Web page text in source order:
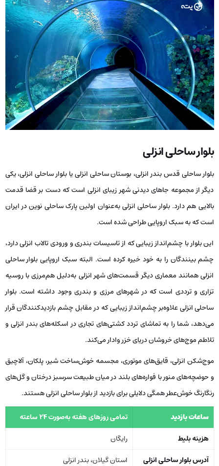
بلوار ساحلی انزلی
بلوار ساحلی قدس بندر انزلی، بوستان ساحلی انزلی یا بلوار ساحلی انزلی، یکی
دیگر از مجموعه جاهای دیدنی شهر زیبای انزلی است که دست بر قضا قدمت
بالایی هم دارد. بلوار ساحلی انزلی به‌عنوان اولین پارک ساحلی نوین در ایران
است که به سبک اروپایی طراحی شده است.
این بلوار با چشم‌انداز زیبایی که از تاسیسات بندری و ورودی تالاب انزلی دارد،
چشم بینندگان را به خود خیره کرده است. البته سبک اروپایی بلوار ساحلی
انزلی همانند معماری دیگر قسمت‌های شهر انزلی به‌دلیل هم‌مرزی با روسیه
تزاری و ترددی است که در شهرهای مرزی و بندری وجود داشته است. بلوار
ساحلی انزلی علاوه‌بر چشم‌انداز زیبایی که در مقابل چشم بازدیدکنندگان قرار
می‌دهد، شما را به تماشای تردد کشتی‌های تجاری در اسکله‌های بندر انزلی و
تلاطم موج‌های خروشان دریای خزر وادار می‌کند.
موج‌شکن انزلی، قایق‌های موتوری، مجسمه خوش‌ساخت شیر، پلکان، آلاچیق
و حوضچه‌های منور با فواره‌های بلند در میان طبیعت سرسبز درختان و گل‌های
رنگارنگ خوش‌عطر همگی دلایلی برای بازدید از بلوار ساحلی انزلی هستند.
ساعات بازدید
تمامی روزهای هفته به‌صورت 24 ساعته
هزینه بلیط
رایگان
آدرس بلوار ساحلی انزلی
استان گیلان، بندر انزلی